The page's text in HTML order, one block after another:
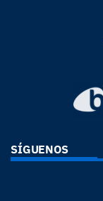
SÍGUENOS